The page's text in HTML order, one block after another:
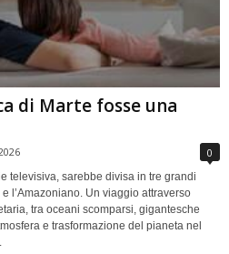
di Marte fosse una
0
televisiva, sarebbe divisa in tre grandi
l’Amazoniano. Un viaggio attraverso
tra oceani scomparsi, gigantesche
e trasformazione del pianeta nel